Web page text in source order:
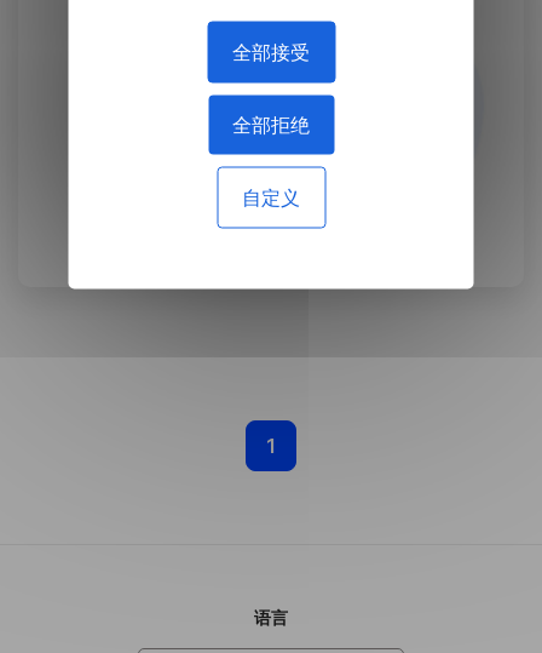
全部接受
全部拒绝
自定义
什么是本地机器翻译？
1
语言